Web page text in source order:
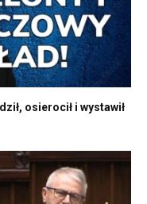
osierocił i wystawił